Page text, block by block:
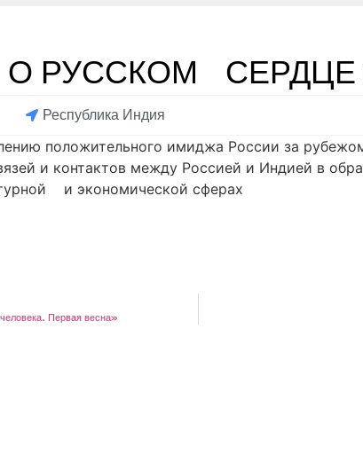
РУССКОМ СЕРДЦЕ
Республика Индия
положительного имиджа России за
и контактов между Россией и Индией в
и экономической сферах
Первая весна»